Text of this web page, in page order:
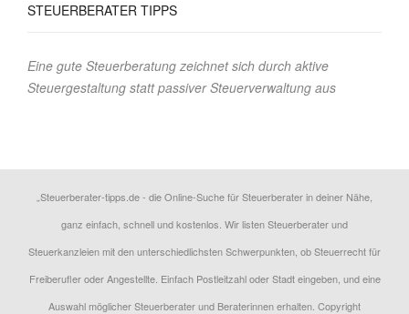
STEUERBERATER TIPPS
Eine gute Steuerberatung zeichnet sich durch aktive
Steuergestaltung statt passiver Steuerverwaltung aus
„Steuerberater-tipps.de - die Online-Suche für Steuerberater in deiner Nähe,
ganz einfach, schnell und kostenlos. Wir listen Steuerberater und
Steuerkanzleien mit den unterschiedlichsten Schwerpunkten, ob Steuerrecht für
Freiberufler oder Angestellte. Einfach Postleitzahl oder Stadt eingeben, und eine
Auswahl möglicher Steuerberater und Beraterinnen erhalten. Copyright